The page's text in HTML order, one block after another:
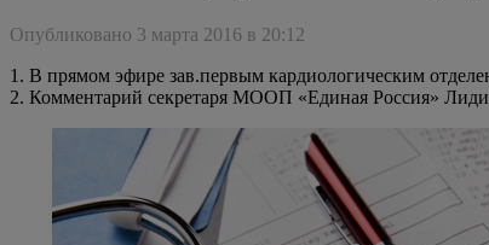
Опубликовано 3 марта 2016 в 20:12
1. В прямом эфире зав.первым кардиологическим
2. Комментарий секретаря МООП «Единая Россия»